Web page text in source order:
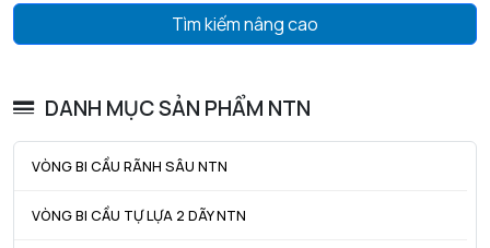
Tìm kiếm nâng cao
DANH MỤC SẢN PHẨM NTN
VÒNG BI CẦU RÃNH SÂU NTN
VÒNG BI CẦU TỰ LỰA 2 DÃY NTN